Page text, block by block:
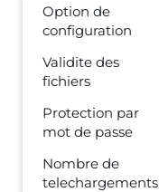
Option de
configuration
Validite des
fichiers
Protection par
mot de passe
Nombre de
telechargements